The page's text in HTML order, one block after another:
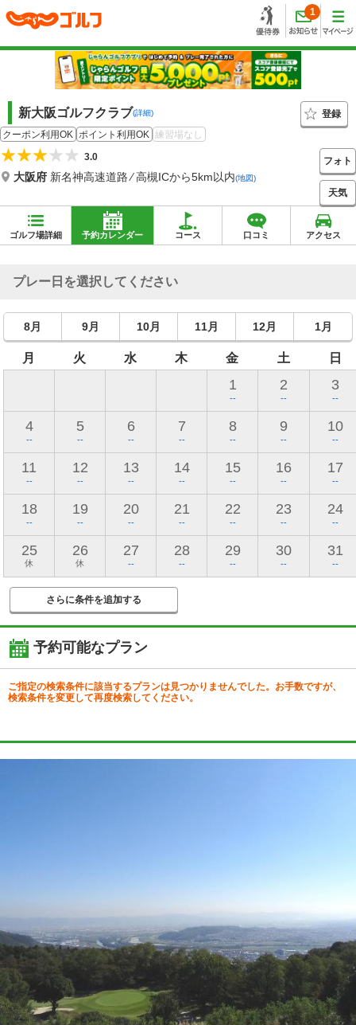
1
新大阪ゴルフクラブ(詳細)
登録
クーポン利用OK ポイント利用OK 練習場なし
3.0
大阪府 新名神高速道路 ⁄ 高槻ICから5km以内(地図)
フォト
天気
ゴルフ場詳細 予約カレンダー コース 口コミ アクセス
プレー日を選択してください
8月 9月 10月 11月 12月 1月
月 火 水 木 金 土 日
1
--
2
--
3
--
4
--
5
--
6
--
7
--
8
--
9
--
10
--
11
--
12
--
13
--
14
--
15
--
16
--
17
--
18
--
19
--
20
--
21
--
22
--
23
--
24
--
25
休
26
休
27
--
28
--
29
--
30
--
31
--
さらに条件を追加する
予約可能なプラン
ご指定の検索条件に該当するプランは見つかりませんでした。お手数ですが、
検索条件を変更して再度検索してください。